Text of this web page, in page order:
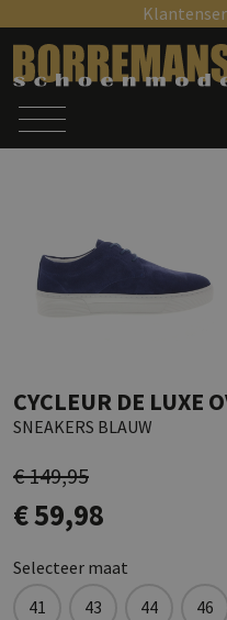
CYCLEUR DE LUXE
SNEAKERS BLAUW
€ 149,95
€ 59,98
Selecteer maat
41
43 44 46